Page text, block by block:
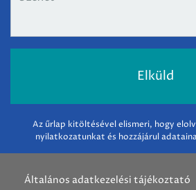
Az űrlap kitöltésével elismeri, hogy
nyilatkozatunkat és hozzájárul
Általános adatkezelési tájékoztató